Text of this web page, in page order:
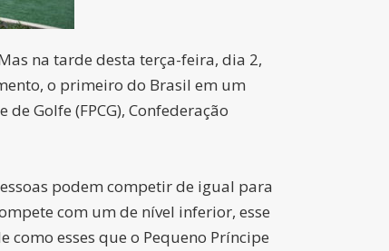
na tarde desta terça-feira, dia 2,
o primeiro do Brasil em um
Golfe (FPCG), Confederação
podem competir de igual para
com um de nível inferior, esse
esses que o Pequeno Príncipe